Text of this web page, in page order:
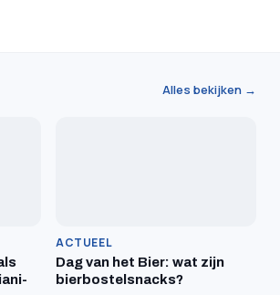
Alles bekijken →
ACTUEEL
Dag van het Bier: wat zijn
bierbostelsnacks?